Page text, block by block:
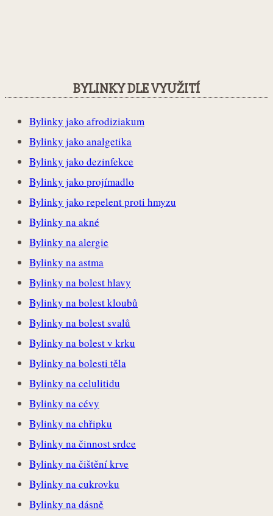
BYLINKY DLE VYUŽITÍ
Bylinky jako afrodiziakum
Bylinky jako analgetika
Bylinky jako dezinfekce
Bylinky jako projímadlo
Bylinky jako repelent proti hmyzu
Bylinky na akné
Bylinky na alergie
Bylinky na astma
Bylinky na bolest hlavy
Bylinky na bolest kloubů
Bylinky na bolest svalů
Bylinky na bolest v krku
Bylinky na bolesti těla
Bylinky na celulitidu
Bylinky na cévy
Bylinky na chřipku
Bylinky na činnost srdce
Bylinky na čištění krve
Bylinky na cukrovku
Bylinky na dásně